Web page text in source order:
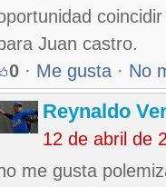
Juan castro.
0 · Me gusta · No
Reynaldo
12 de abril de
me gusta